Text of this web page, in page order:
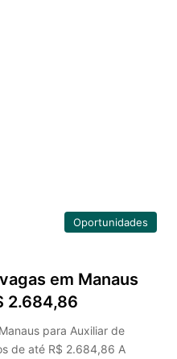
Oportunidades
em Manaus
2.684,86
para Auxiliar de
de até R$ 2.684,86 A